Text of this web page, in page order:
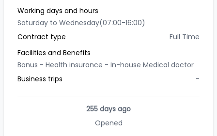
Working days and hours
Saturday to Wednesday(07:00-16:00)
Contract type
Full Time
Facilities and Benefits
Bonus - Health insurance - In-house Medical doctor
Business trips
-
255 days ago
Opened